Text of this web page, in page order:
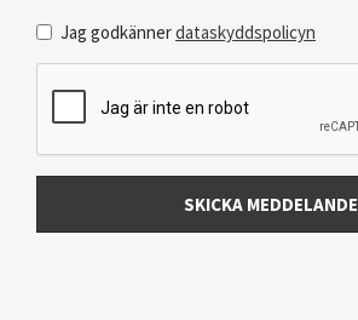
*
Jag godkännerdataskyddspolicyn
Data
SKICKA MEDDELANDE